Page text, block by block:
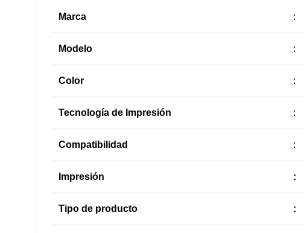
Marca :
Modelo :
Color :
Tecnología de Impresión :
Compatibilidad :
Impresión :
Tipo de producto :